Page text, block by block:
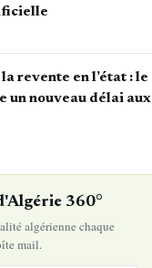
revente en l’état : le
un nouveau délai aux
360°
algérienne chaque
mail.